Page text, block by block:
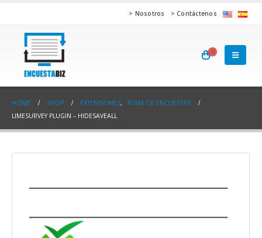
> Nosotros > Contáctenos
0
HOME SHOP EXTENSIONES,
TOMA DE ENCUESTAS
LIMESURVEY PLUGIN – HIDESAVEALL